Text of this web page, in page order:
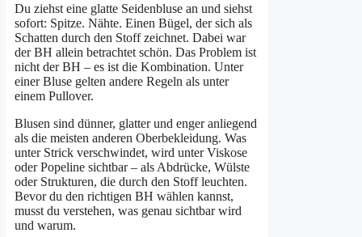
Du ziehst eine glatte Seidenbluse an und siehst
sofort: Spitze. Nähte. Einen Bügel, der sich als
Schatten durch den Stoff zeichnet. Dabei war
der BH allein betrachtet schön. Das Problem ist
nicht der BH – es ist die Kombination. Unter
einer Bluse gelten andere Regeln als unter
einem Pullover.
Blusen sind dünner, glatter und enger anliegend
als die meisten anderen Oberbekleidung. Was
unter Strick verschwindet, wird unter Viskose
oder Popeline sichtbar – als Abdrücke, Wülste
oder Strukturen, die durch den Stoff leuchten.
Bevor du den richtigen BH wählen kannst,
musst du verstehen, was genau sichtbar wird
und warum.